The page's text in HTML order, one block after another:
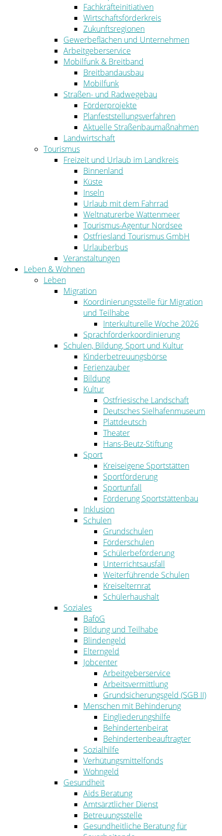
Fachkräfteinitiativen
Wirtschaftsförderkreis
Zukunftsregionen
Gewerbeflächen und Unternehmen
Arbeitgeberservice
Mobilfunk & Breitband
Breitbandausbau
Mobilfunk
Straßen- und Radwegebau
Förderprojekte
Planfeststellungsverfahren
Aktuelle Straßenbaumaßnahmen
Landwirtschaft
Tourismus
Freizeit und Urlaub im Landkreis
Binnenland
Küste
Inseln
Urlaub mit dem Fahrrad
Weltnaturerbe Wattenmeer
Tourismus-Agentur Nordsee
Ostfriesland Tourismus GmbH
Urlauberbus
Veranstaltungen
Leben & Wohnen
Leben
Migration
Koordinierungsstelle für Migration
und Teilhabe
Interkulturelle Woche 2026
Sprachförderkoordinierung
Schulen, Bildung, Sport und Kultur
Kinderbetreuungsbörse
Ferienzauber
Bildung
Kultur
Ostfriesische Landschaft
Deutsches Sielhafenmuseum
Plattdeutsch
Theater
Hans-Beutz-Stiftung
Sport
Kreiseigene Sportstätten
Sportförderung
Sportunfall
Förderung Sportstättenbau
Inklusion
Schulen
Grundschulen
Förderschulen
Schülerbeförderung
Unterrichtsausfall
Weiterführende Schulen
Kreiselternrat
Schülerhaushalt
Soziales
BaföG
Bildung und Teilhabe
Blindengeld
Elterngeld
Jobcenter
Arbeitgeberservice
Arbeitsvermittlung
Grundsicherungsgeld (SGB II)
Menschen mit Behinderung
Eingliederungshilfe
Behindertenbeirat
Behindertenbeauftragter
Sozialhilfe
Verhütungsmittelfonds
Wohngeld
Gesundheit
Aids Beratung
Amtsärztlicher Dienst
Betreuungsstelle
Gesundheitliche Beratung für